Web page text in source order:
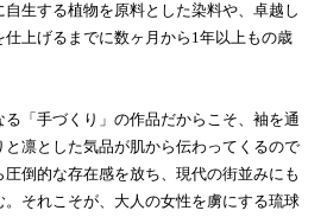
生する植物を原料とした染料や、卓越し
上げるまでに数ヶ月から1年以上もの歳
「手づくり」の作品だからこそ、袖を通
と凛とした気品が肌から伝わってくるので
倒的な存在感を放ち、現代の街並みにも
それこそが、大人の女性を虜にする琉球